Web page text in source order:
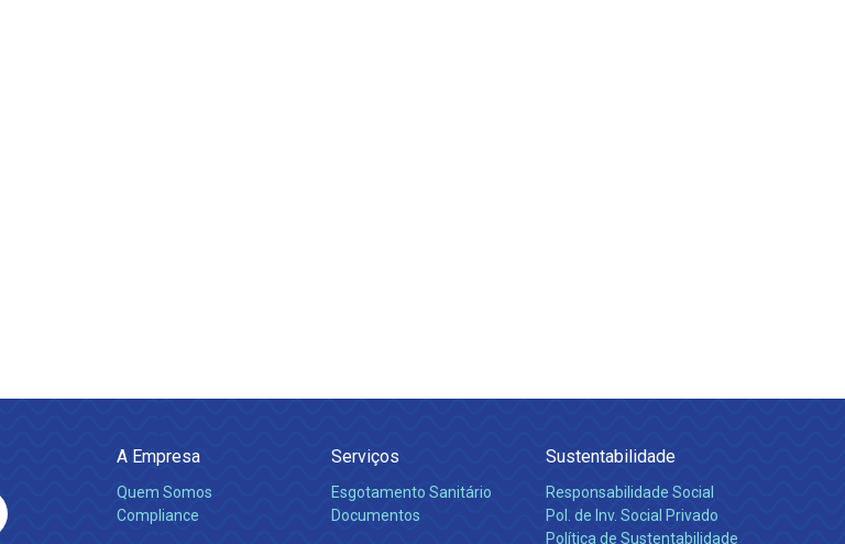
A Empresa
Quem Somos
Compliance
Serviços
Esgotamento Sanitário
Documentos
Sustentabilidade
Responsabilidade Social
Pol. de Inv. Social Privado
Política de Sustentabilidade